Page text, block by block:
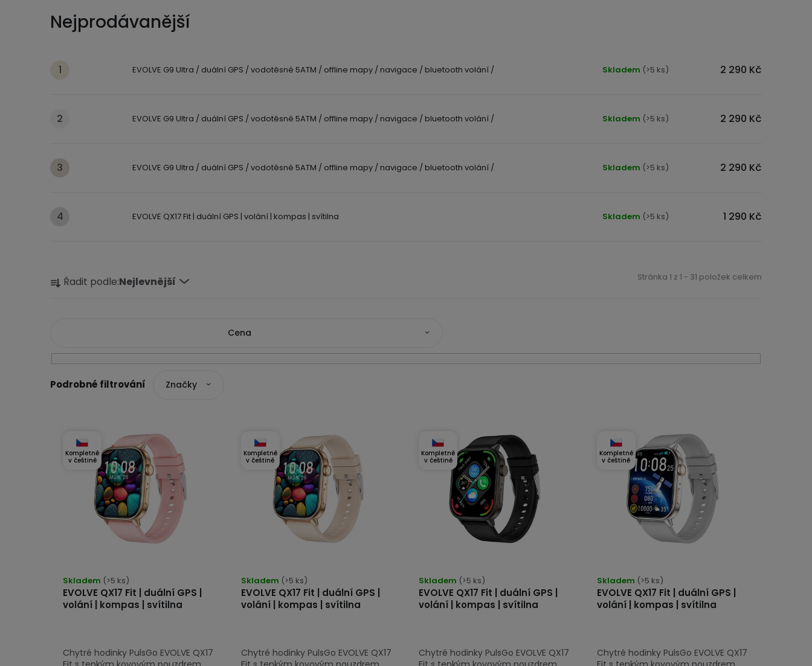
Nejprodávanější
EVOLVE G9 Ultra / duální GPS / vodotěsné 5ATM / offline mapy / navigace / bluetooth volání / Skladem (>5 ks) 2 290 Kč
EVOLVE G9 Ultra / duální GPS / vodotěsné 5ATM / offline mapy / navigace / bluetooth volání / Skladem (>5 ks) 2 290 Kč
EVOLVE G9 Ultra / duální GPS / vodotěsné 5ATM / offline mapy / navigace / bluetooth volání / Skladem (>5 ks) 2 290 Kč
EVOLVE QX17 Fit | duální GPS | volání | kompas | svítilna Skladem (>5 ks) 1 290 Kč
Stránka 1 z 1 - 31 položek celkem
Ř
a
n
p
Řadit podle:Nejlevnější
Cena
1290Kč 2490Kč
Značky
Kompletně
v češtině
EVOLVE QX17 Fit | duální GPS |
volání | kompas | svítilna
Skladem (>5 ks)
Chytré hodinky PulsGo EVOLVE QX17
Kompletně
v češtině
EVOLVE QX17 Fit | duální GPS |
volání | kompas | svítilna
Skladem (>5 ks)
Chytré hodinky PulsGo EVOLVE QX17
Kompletně
v češtině
EVOLVE QX17 Fit | duální GPS |
volání | kompas | svítilna
Skladem (>5 ks)
Chytré hodinky PulsGo EVOLVE QX17
Kompletně
v češtině
EVOLVE QX17 Fit | duální GPS |
volání | kompas | svítilna
Skladem (>5 ks)
Chytré hodinky PulsGo EVOLVE QX17